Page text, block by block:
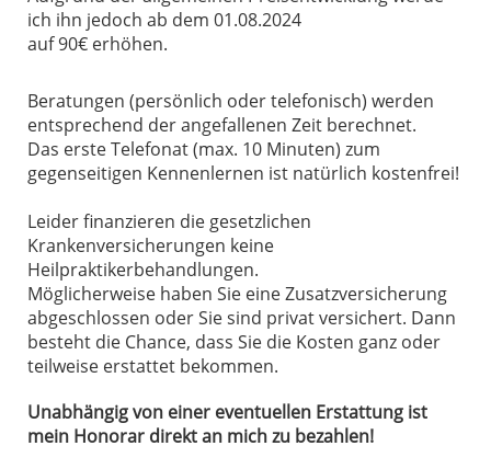
ich ihn jedoch ab dem 01.08.2024
auf 90€ erhöhen.
Beratungen (persönlich oder telefonisch) werden
entsprechend der angefallenen Zeit berechnet.
Das erste Telefonat (max. 10 Minuten) zum
gegenseitigen Kennenlernen ist natürlich kostenfrei!
Leider finanzieren die gesetzlichen
Krankenversicherungen keine
Heilpraktikerbehandlungen.
Möglicherweise haben Sie eine Zusatzversicherung
abgeschlossen oder Sie sind privat versichert. Dann
besteht die Chance, dass Sie die Kosten ganz oder
teilweise erstattet bekommen.
Unabhängig von einer eventuellen Erstattung ist
mein Honorar direkt an mich zu bezahlen!